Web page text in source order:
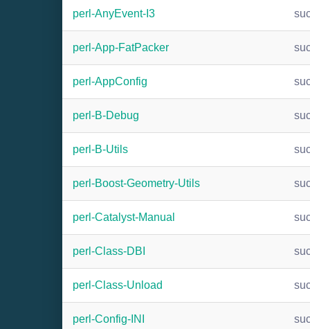
perl-AnyEvent-I3
perl-App-FatPacker
perl-AppConfig
perl-B-Debug
perl-B-Utils
perl-Boost-Geometry-Utils
perl-Catalyst-Manual
perl-Class-DBI
perl-Class-Unload
perl-Config-INI